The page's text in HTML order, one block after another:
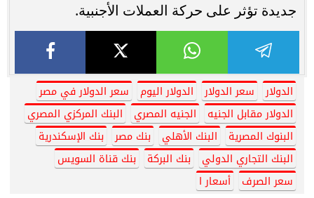
جديدة تؤثر على حركة العملات الأجنبية.
الدولار سعر الدولار الدولار اليوم
سعر الدولار في مصر
الدولار مقابل الجنيه
الجنيه المصري
البنك المركزي المصري
البنوك المصرية
البنك الأهلي بنك مصر
بنك الإسكندرية
البنك التجاري الدولي
بنك البركة
بنك قناة السويس
سعر الصرف
أسعار ا